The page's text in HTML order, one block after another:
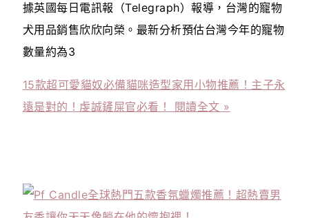
據英國每日電訊報（Telegraph）報導，台灣的寵物
犬用品銷售欣欣向榮。最新分析預估台灣今年的寵物
數量約為3
15款超可愛貓奴必備貓咪造型家用小物推薦！主子永
遠是對的！虔誠鏟屎官必看！
閱讀全文 »